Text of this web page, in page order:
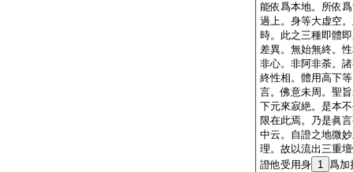
能依爲本地。所依
過上。身等大虚空
時。此之三種即體
差異。無始無終。
非心。非阿非荼。
終性相。體用高下
言。佛意未周。聖
下元來寂絶。是本
限在此焉。乃是眞
中云。自證之地微
理。故以流出三重
證他受用身 1 爲加